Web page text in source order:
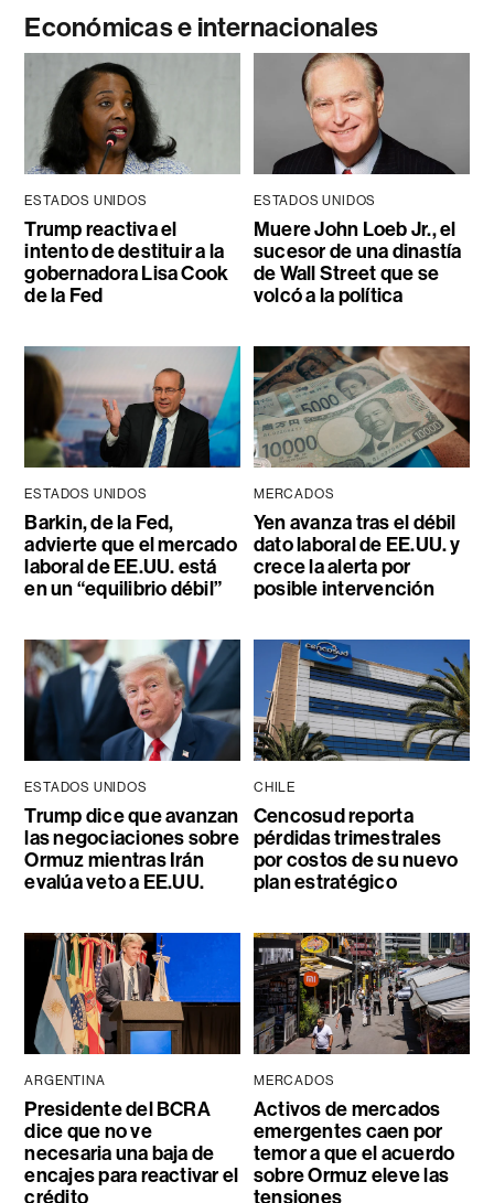
Económicas e internacionales
ESTADOS UNIDOS
Trump reactiva el
intento de destituir a la
gobernadora Lisa Cook
de la Fed
ESTADOS UNIDOS
Muere John Loeb Jr., el
sucesor de una dinastía
de Wall Street que se
volcó a la política
ESTADOS UNIDOS
Barkin, de la Fed,
advierte que el mercado
laboral de EE.UU. está
en un “equilibrio débil”
MERCADOS
Yen avanza tras el débil
dato laboral de EE.UU. y
crece la alerta por
posible intervención
ESTADOS UNIDOS
Trump dice que avanzan
las negociaciones sobre
Ormuz mientras Irán
evalúa veto a EE.UU.
CHILE
Cencosud reporta
pérdidas trimestrales
por costos de su nuevo
plan estratégico
ARGENTINA
Presidente del BCRA
dice que no ve
necesaria una baja de
encajes para reactivar el
crédito
MERCADOS
Activos de mercados
emergentes caen por
temor a que el acuerdo
sobre Ormuz eleve las
tensiones